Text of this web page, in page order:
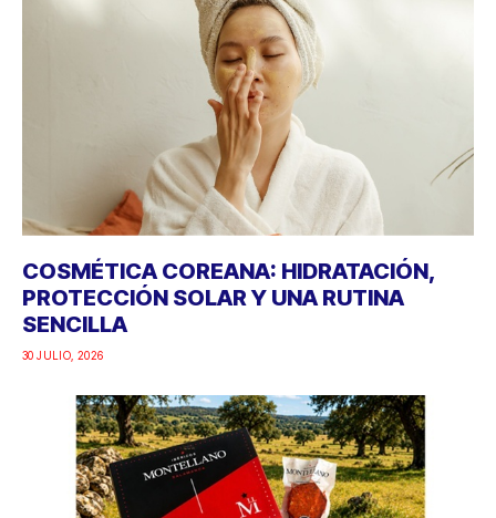
COSMÉTICA COREANA: HIDRATACIÓN,
PROTECCIÓN SOLAR Y UNA RUTINA
SENCILLA
30 JULIO, 2026